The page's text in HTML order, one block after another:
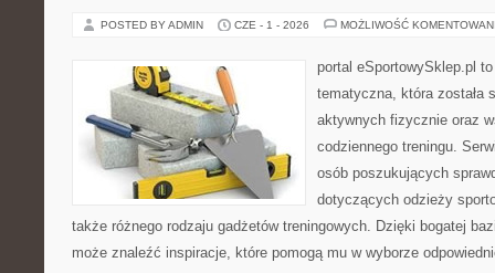
POSTED BY ADMIN CZE - 1 - 2026 MOŻLIWOŚĆ
portal eSportowySklep.pl
tematyczna, która została
aktywnych fizycznie oraz
codziennego treningu.
osób poszukujących
dotyczących odzieży
także różnego rodzaju gadżetów treningowych. Dzięki bogatej
może znaleźć inspiracje, które pomogą mu w wyborze